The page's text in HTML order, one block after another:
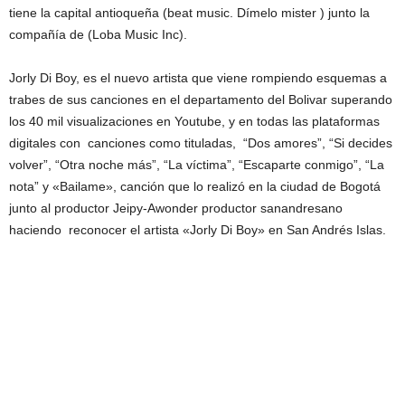
tiene la capital antioqueña (beat music. Dímelo mister ) junto la
compañía de (Loba Music Inc).
Jorly Di Boy, es el nuevo artista que viene rompiendo esquemas a
trabes de sus canciones en el departamento del Bolivar superando
los 40 mil visualizaciones en Youtube, y en todas las plataformas
digitales con canciones como tituladas, “Dos amores”, “Si decides
volver”, “Otra noche más”, “La víctima”, “Escaparte conmigo”, “La
nota” y «Bailame», canción que lo realizó en la ciudad de Bogotá
junto al productor Jeipy-Awonder productor sanandresano
haciendo reconocer el artista «Jorly Di Boy» en San Andrés Islas.